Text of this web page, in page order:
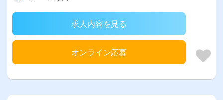
求人内容を見る
オンライン応募